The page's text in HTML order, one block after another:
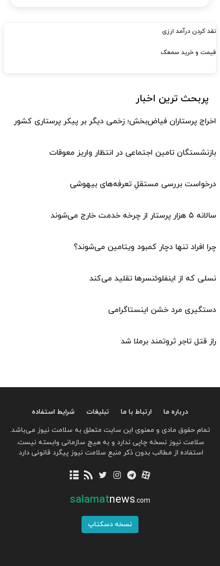
نقد کردن درآمد ارزی
قیمت و خرید سمعک
پربحث ترین اخبار
اخراج پرستاران فیاض‌بخش؛ زخمی دیگر بر پیکر پرستاری کشور
بازنشستگان تامین اجتماعی در انتظار واریز معوقات
درخواست بررسی مستقلِ تعرفه‌های بیهوشی
سالانه ۵ هزار پرستار از چرخه خدمت خارج می‌شوند
چرا افراد تنها دچار کمبود ویتامین می‌شوند؟
نسلی که از اینفلوئنسرها تقلید می‌کند
دستگیری مرد خشن اینستاگرامی
راز قتل تاجر ثروتمند برملا شد
درباره ما ارتباط با ما تبلیغات
شرایط استفاده
تمام حقوق مادی و معنوی این سایت متعلق به سلامت نیوز می‌باشد.
سلامت نیوز نسخه چاپی ندارد و به هیچ سازمانی وابسته نیست.
استفاده از مطالب بدون ذکر منبع سلامت نیوز پیگرد قانونی دارد.
salamatnews.com
نسخه دسکتاپ